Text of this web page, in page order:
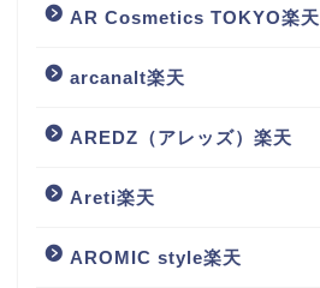
AR Cosmetics TOKYO楽天
arcanalt楽天
AREDZ（アレッズ）楽天
Areti楽天
AROMIC style楽天